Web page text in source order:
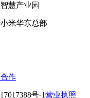
慧产业园
米华东总部
作
号-1营业执照